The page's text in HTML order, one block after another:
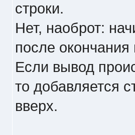
строки.
Нет, наоброт:
после
Если вывод
то добавляется
вверх.